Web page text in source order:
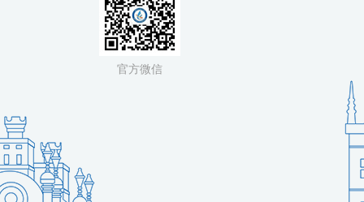
官方微信